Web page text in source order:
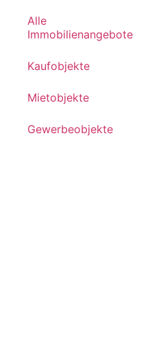
Alle
Immobilienangebote
Kaufobjekte
Mietobjekte
Gewerbeobjekte